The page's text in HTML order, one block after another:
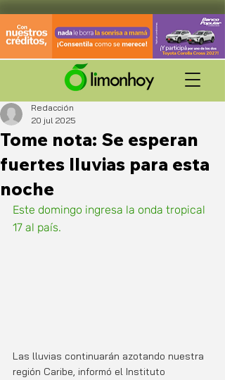
Tome nota: Se esperan
fuertes lluvias para esta
noche
Redacción
20 jul 2025
Este domingo ingresa la onda tropical
17 al país.
Las lluvias continuarán azotando nuestra
región Caribe, informó el Instituto